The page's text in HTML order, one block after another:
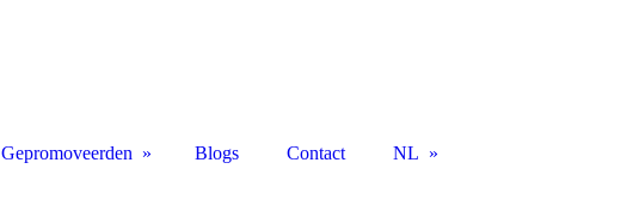
Gepromoveerden Blogs Contact NL